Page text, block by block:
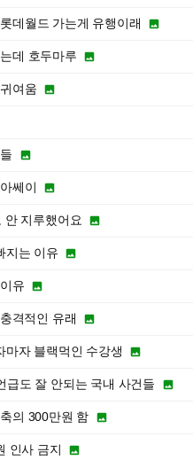
데월드 가는게 유행이래 
데 호두마루 
여움 

쎄이 
안 지루했어요 
지는 이유 
유 
격적인 유래 
마자 블랙먹인 수강생 
급도 잘 안되는 국내 사건들 
의 300만원 함 
인사 금지 